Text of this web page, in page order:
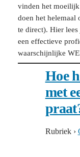
vinden het
doen het helemaal
te direct). Hier
een effectieve
waarschijnlijke
Hoe
met
Rubriek ›